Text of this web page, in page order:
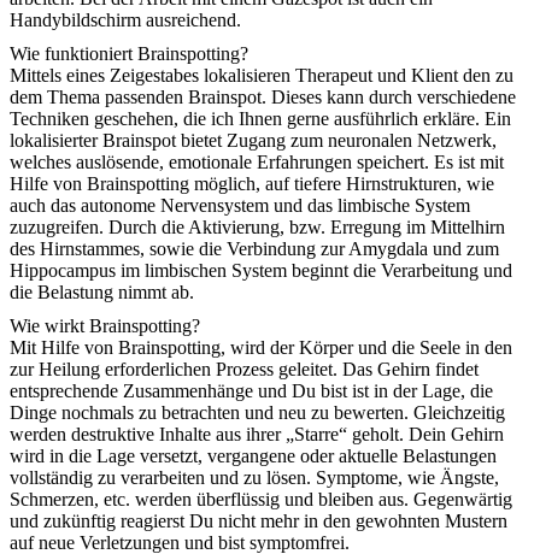
Handybildschirm ausreichend.
Wie funktioniert Brainspotting?
Mittels eines Zeigestabes lokalisieren Therapeut und Klient den zu
dem Thema passenden Brainspot. Dieses kann durch verschiedene
Techniken geschehen, die ich Ihnen gerne ausführlich erkläre. Ein
lokalisierter Brainspot bietet Zugang zum neuronalen Netzwerk,
welches auslösende, emotionale Erfahrungen speichert. Es ist mit
Hilfe von Brainspotting möglich, auf tiefere Hirnstrukturen, wie
auch das autonome Nervensystem und das limbische System
zuzugreifen. Durch die Aktivierung, bzw. Erregung im Mittelhirn
des Hirnstammes, sowie die Verbindung zur Amygdala und zum
Hippocampus im limbischen System beginnt die Verarbeitung und
die Belastung nimmt ab.
Wie wirkt Brainspotting?
Mit Hilfe von Brainspotting, wird der Körper und die Seele in den
zur Heilung erforderlichen Prozess geleitet. Das Gehirn findet
entsprechende Zusammenhänge und Du bist ist in der Lage, die
Dinge nochmals zu betrachten und neu zu bewerten. Gleichzeitig
werden destruktive Inhalte aus ihrer „Starre“ geholt. Dein Gehirn
wird in die Lage versetzt, vergangene oder aktuelle Belastungen
vollständig zu verarbeiten und zu lösen. Symptome, wie Ängste,
Schmerzen, etc. werden überflüssig und bleiben aus. Gegenwärtig
und zukünftig reagierst Du nicht mehr in den gewohnten Mustern
auf neue Verletzungen und bist symptomfrei.